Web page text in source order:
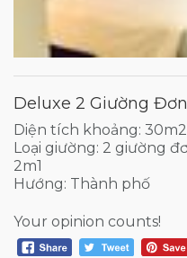
Deluxe 2 Giường
Diện tích khoảng: 30m2
Loại giường: 2 giường
2m1
Hướng: Thành phố
Your opinion counts!